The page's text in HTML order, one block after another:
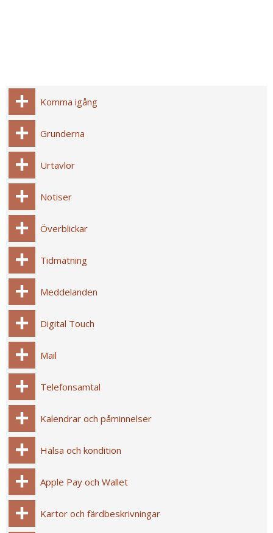
Komma igång
Grunderna
Urtavlor
Notiser
Överblickar
Tidmätning
Meddelanden
Digital Touch
Mail
Telefonsamtal
Kalendrar och påminnelser
Hälsa och kondition
Apple Pay och Wallet
Kartor och färdbeskrivningar